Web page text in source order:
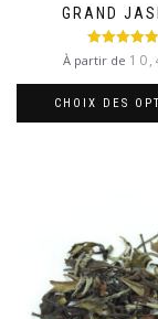
GRAND
Note 5.00
sur 5
À partir de
CHOIX DES